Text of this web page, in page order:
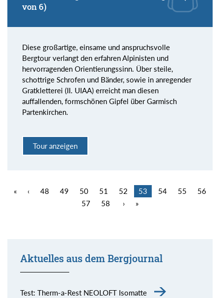
von 6)
Diese großartige, einsame und anspruchsvolle
Bergtour verlangt den erfahren Alpinisten und
hervorragenden Orientierungssinn. Über steile,
schottrige Schrofen und Bänder, sowie in anregender
Gratkletterei (II. UIAA) erreicht man diesen
auffallenden, formschönen Gipfel über Garmisch
Partenkirchen.
Tour anzeigen
« ‹ 48 49 50 51 52 53 54 55
56
57
58 › »
Aktuelles aus dem Bergjournal
Test: Therm-a-Rest NEOLOFT Isomatte